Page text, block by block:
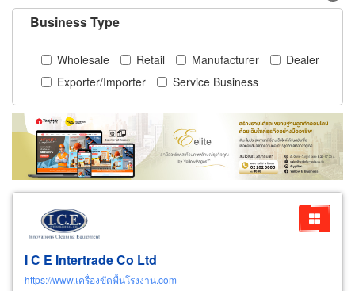
Business Type
Wholesale Retail Manufacturer
Dealer
Exporter/Importer
Service Business
I C E Intertrade Co Ltd
https://www.เครื่องขัดพื้นโรงงาน.com